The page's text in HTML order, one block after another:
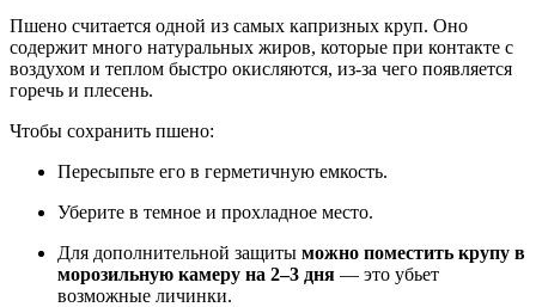
Пшено считается одной из самых капризных круп. Оно
содержит много натуральных жиров, которые при контакте с
воздухом и теплом быстро окисляются, из-за чего появляется
горечь и плесень.
Чтобы сохранить пшено:
Пересыпьте его в герметичную емкость.
Уберите в темное и прохладное место.
Для дополнительной защиты можно поместить крупу в
морозильную камеру на 2–3 дня — это убьет
возможные личинки.